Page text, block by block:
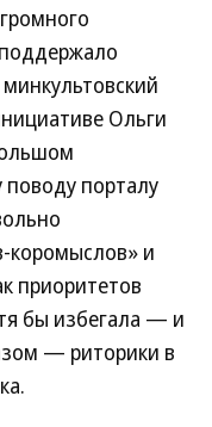
Ольги
порталу
коромыслов» и
приоритетов
бы избегала — и
— риторики в